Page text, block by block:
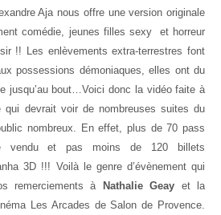
Aja nous offre une version originale
comédie, jeunes filles sexy et horreur
!! Les enlèvements extra-terrestres font
possessions démoniaques, elles ont du
jusqu’au bout…Voici donc la vidéo faite à
qui devrait voir de nombreuses suites du
nombreux. En effet, plus de 70 pass
vendu et pas moins de 120 billets
3D !!! Voilà le genre d’évènement qui
remerciements à
Nathalie Geay et la
Les Arcades de Salon de Provence.